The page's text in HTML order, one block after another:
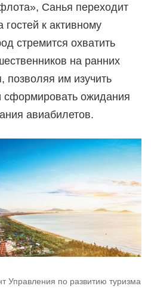
Санья переходит
гостей к активному
стремится охватить
на ранних
позволяя им изучить
сформировать ожидания
авиабилетов.
Управления по развитию туризма